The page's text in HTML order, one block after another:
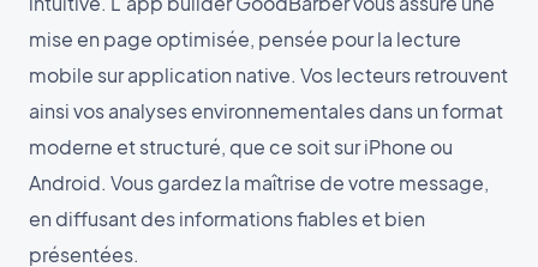
mise en page optimisée, pensée pour la lecture
mobile sur application native. Vos lecteurs retrouvent
ainsi vos analyses environnementales dans un format
moderne et structuré, que ce soit sur iPhone ou
Android. Vous gardez la maîtrise de votre message,
en diffusant des informations fiables et bien
présentées.